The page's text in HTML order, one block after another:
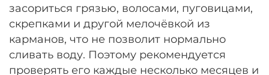
засориться грязью, волосами, пуговицами,
скрепками и другой мелочёвкой из
карманов, что не позволит нормально
сливать воду. Поэтому рекомендуется
проверять его каждые несколько месяцев и